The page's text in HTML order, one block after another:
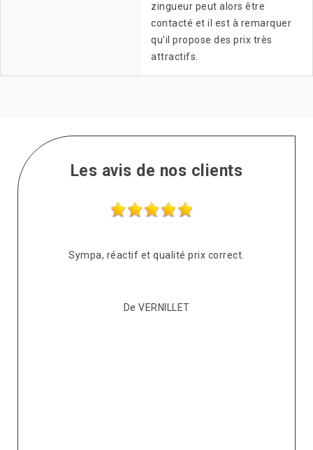
zingueur peut alors être
contacté et il est à remarquer
qu'il propose des prix très
attractifs.
Les avis de nos clients
Sympa, réactif et qualité prix correct.
De VERNILLET